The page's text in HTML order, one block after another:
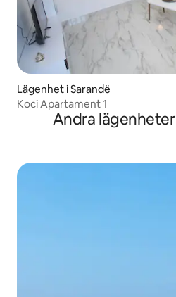
Lägenhet i Sarandë
Koci Apartament 1
Andra